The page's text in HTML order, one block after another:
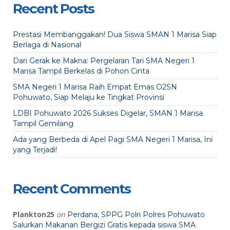
Recent Posts
Prestasi Membanggakan! Dua Siswa SMAN 1 Marisa Siap
Berlaga di Nasional
Dari Gerak ke Makna: Pergelaran Tari SMA Negeri 1
Marisa Tampil Berkelas di Pohon Cinta
SMA Negeri 1 Marisa Raih Empat Emas O2SN
Pohuwato, Siap Melaju ke Tingkat Provinsi
LDBI Pohuwato 2026 Sukses Digelar, SMAN 1 Marisa
Tampil Gemilang
Ada yang Berbeda di Apel Pagi SMA Negeri 1 Marisa, Ini
yang Terjadi!
Recent Comments
Plankton25 on Perdana, SPPG Polri Polres Pohuwato
Salurkan Makanan Bergizi Gratis kepada siswa SMA